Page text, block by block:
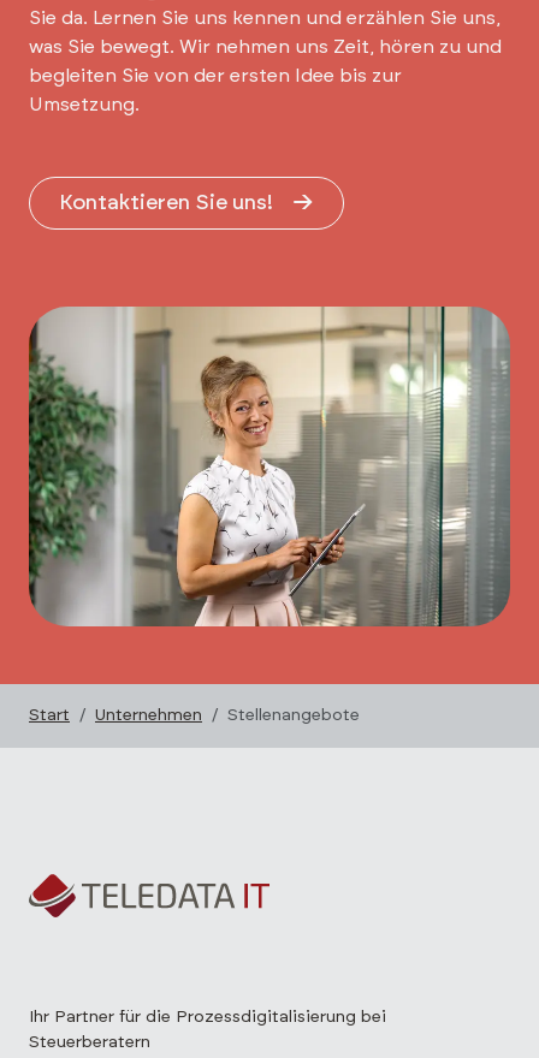
Sie da. Lernen Sie uns kennen und erzählen Sie uns,
was Sie bewegt. Wir nehmen uns Zeit, hören zu und
begleiten Sie von der ersten Idee bis zur
Umsetzung.
Kontaktieren Sie uns!
Start Unternehmen Stellenangebote
Ihr Partner für die Prozessdigitalisierung bei
Steuerberatern